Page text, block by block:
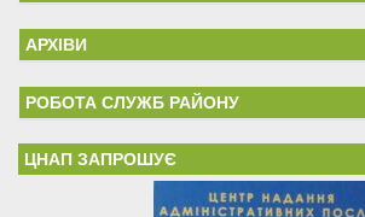
АРХІВИ
РОБОТА СЛУЖБ РАЙОНУ
ЦНАП ЗАПРОШУЄ